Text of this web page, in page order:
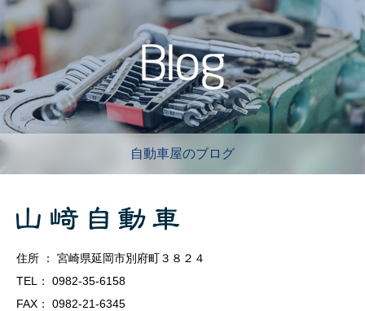
自動車屋のブログ
住所 ： 宮崎県延岡市別府町３８２４
TEL： 0982-35-6158
FAX： 0982-21-6345